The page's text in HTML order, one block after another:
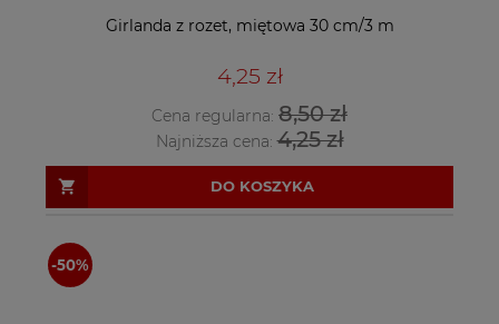
Girlanda z rozet, miętowa 30 cm/3 m
4,25 zł
Cena regularna: 8,50 zł
Najniższa cena:4,25 zł
DO KOSZYKA